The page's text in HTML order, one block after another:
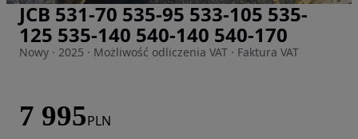
Zdjęcie 1 z 5
JCB 531-70 535-95 533-105 535-
125 535-140 540-140 540-170
Nowy · 2025 · Możliwość odliczenia VAT · Faktura VAT
7 995PLN